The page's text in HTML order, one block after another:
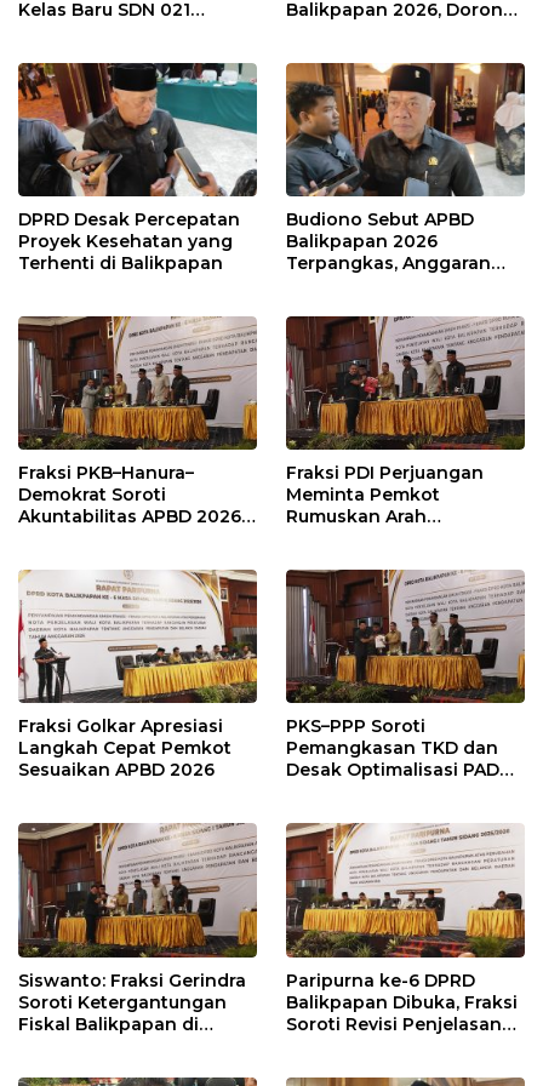
Kelas Baru SDN 021
Balikpapan 2026, Dorong
DPRD Desak Percepatan
Proyek Kesehatan yang
Terhenti di Balikpapan
Budiono Sebut APBD
Balikpapan 2026
Terpangkas, Anggaran
Fraksi PKB–Hanura–
Demokrat Soroti
Akuntabilitas APBD 2026
Modal
Fraksi PDI Perjuangan
Meminta Pemkot
Rumuskan Arah
Penyangga IKN
Fraksi Golkar Apresiasi
Langkah Cepat Pemkot
Sesuaikan APBD 2026
PKS–PPP Soroti
Pemangkasan TKD dan
Desak Optimalisasi PAD
Siswanto: Fraksi Gerindra
Soroti Ketergantungan
Fiskal Balikpapan di
Paripurna ke-6 DPRD
Balikpapan Dibuka, Fraksi
Soroti Revisi Penjelasan